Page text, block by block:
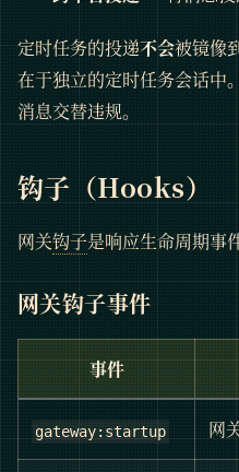
定时任务的投递不会被镜像
在于独立的定时任务会话中
消息交替违规。
钩子（Hooks）
网关钩子是响应生命周期事
网关钩子事件
事件
gateway:startup 网